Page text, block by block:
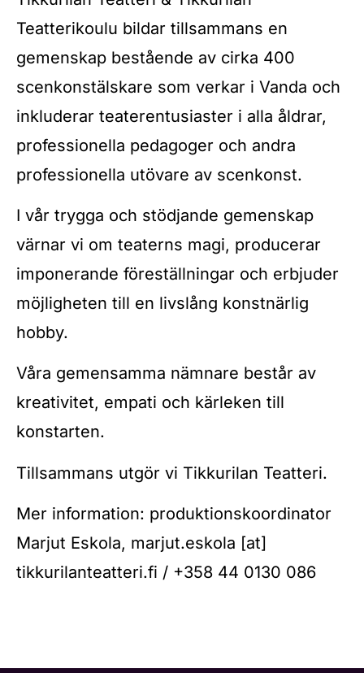
Teatterikoulu bildar tillsammans en
gemenskap bestående av cirka 400
scenkonstälskare som verkar i Vanda och
inkluderar teaterentusiaster i alla åldrar,
professionella pedagoger och andra
professionella utövare av scenkonst.
I vår trygga och stödjande gemenskap
värnar vi om teaterns magi, producerar
imponerande föreställningar och erbjuder
möjligheten till en livslång konstnärlig
hobby.
Våra gemensamma nämnare består av
kreativitet, empati och kärleken till
konstarten.
Tillsammans utgör vi Tikkurilan Teatteri.
Mer information: produktionskoordinator
Marjut Eskola, marjut.eskola [at]
tikkurilanteatteri.fi / +358 44 0130 086